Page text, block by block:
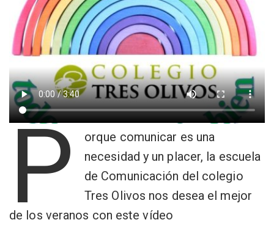
P
orque comunicar es una
necesidad y un placer, la escuela
de Comunicación del colegio
Tres Olivos nos desea el mejor
de los veranos con este vídeo